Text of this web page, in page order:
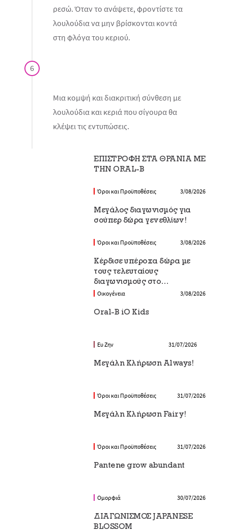
ρεσώ. Όταν το ανάψετε, φροντίστε τα
λουλούδια να μην βρίσκονται κοντά
στη φλόγα του κεριού.
6
Μια κομψή και διακριτική σύνθεση με
λουλούδια και κεριά που σίγουρα θα
κλέψει τις εντυπώσεις.
EΠΙΣΤΡΟΦΗ ΣΤΑ ΘΡΑΝΙΑ ΜΕ
ΤΗΝ ORAL-B
Όροι και Προϋποθέσεις 3/08/2026
Μεγάλος διαγωνισμός για
σούπερ δώρα γενεθλίων!
Όροι και Προϋποθέσεις 3/08/2026
Κέρδισε υπέροχα δώρα με
τους τελευταίους
διαγωνισμούς στο
Epithimies.gr
Οικογένεια 3/08/2026
Oral-B iO Kids
Ευ Ζην 31/07/2026
Μεγάλη Κλήρωση Always!
Όροι και Προϋποθέσεις 31/07/2026
Μεγάλη Κλήρωση Fairy!
Όροι και Προϋποθέσεις 31/07/2026
Pantene grow abundant
Ομορφιά 30/07/2026
ΔΙΑΓΩΝΙΣΜΟΣ JAPANESE
BLOSSOM